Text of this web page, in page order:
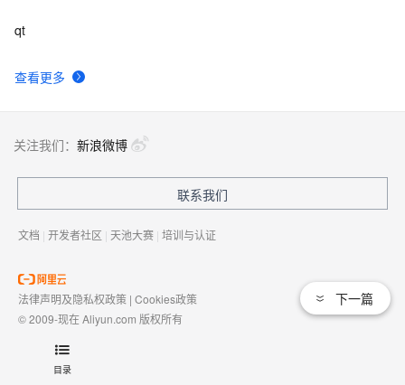
目录
查看更多
qt
下一篇
关注我们： 新浪微博
联系我们
文档 | 开发者社区 | 天池大赛 | 培训与认证
法律声明及隐私权政策 | Cookies政策
© 2009-现在 Aliyun.com 版权所有
域名注册服务机构许可：